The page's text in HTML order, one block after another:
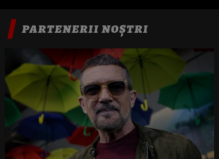
PARTENERII NOȘTRI